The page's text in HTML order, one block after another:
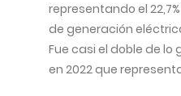
representando el
de generación
Fue casi el doble de lo
en 2022 que